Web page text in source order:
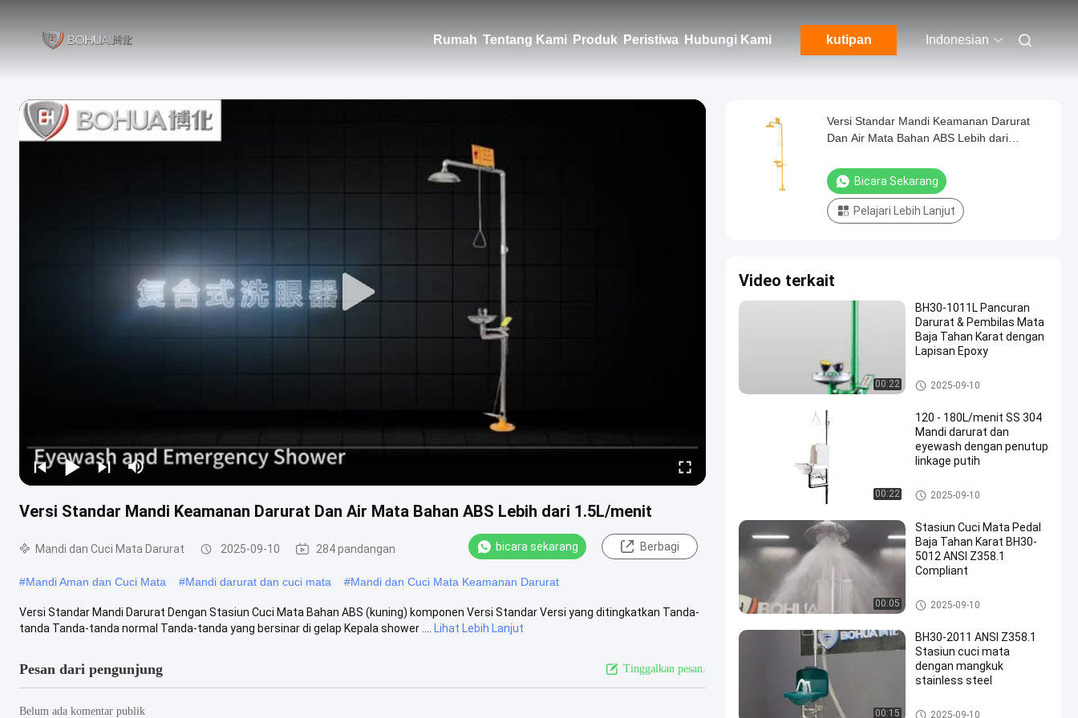
Rumah Tentang Kami Produk Peristiwa Hubungi Kami kutipan Indonesian
Versi Standar Mandi Keamanan Darurat Dan Air Mata Bahan ABS Lebih dari 1.5L/menit
Mandi dan Cuci Mata Darurat 2025-09-10 284 pandangan bicara sekarang Berbagi
#Mandi Aman dan Cuci Mata #Mandi darurat dan cuci mata #Mandi dan Cuci Mata Keamanan Darurat
Versi Standar Mandi Darurat Dengan Stasiun Cuci Mata Bahan ABS (kuning) komponen Versi Standar Versi yang ditingkatkan Tanda-
tanda Tanda-tanda normal Tanda-tanda yang bersinar di gelap Kepala shower ....
Lihat Lebih Lanjut
Pesan dari pengunjung Tinggalkan pesan.
Belum ada komentar publik
Versi Standar Mandi Keamanan Darurat
Dan Air Mata Bahan ABS Lebih dari
Bicara Sekarang
Pelajari Lebih Lanjut
Video terkait
00:22
BH30-1011L Pancuran
Darurat & Pembilas Mata
Baja Tahan Karat dengan
Lapisan Epoxy
Mandi dan Cuci Mata Darurat
2025-09-10
00:22
120 - 180L/menit SS 304
Mandi darurat dan
eyewash dengan penutup
linkage putih
Mandi dan Cuci Mata Darurat
2025-09-10
00:05
Stasiun Cuci Mata Pedal
Baja Tahan Karat BH30-
5012 ANSI Z358.1
Compliant
Mandi dan Cuci Mata Darurat
2025-09-10
00:15
BH30-2011 ANSI Z358.1
Stasiun cuci mata
dengan mangkuk
stainless steel
Mandi dan Cuci Mata Darurat
2025-09-10